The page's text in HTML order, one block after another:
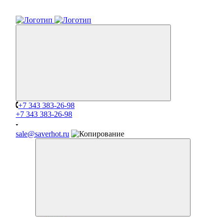
+7 343 383-26-98
+7 343 383-26-98
sale@saverhot.ru